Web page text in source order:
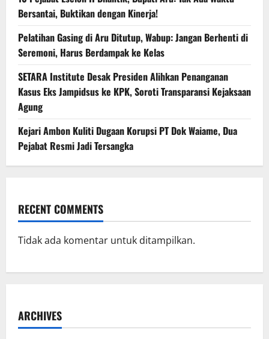
Bersantai, Buktikan dengan Kinerja!
Pelatihan Gasing di Aru Ditutup, Wabup: Jangan Berhenti di
Seremoni, Harus Berdampak ke Kelas
SETARA Institute Desak Presiden Alihkan Penanganan
Kasus Eks Jampidsus ke KPK, Soroti Transparansi Kejaksaan
Agung
Kejari Ambon Kuliti Dugaan Korupsi PT Dok Waiame, Dua
Pejabat Resmi Jadi Tersangka
RECENT COMMENTS
Tidak ada komentar untuk ditampilkan.
ARCHIVES